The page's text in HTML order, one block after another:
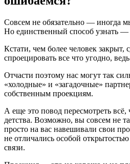
Совсем не обязательно — иногда
Но единственный способ узнать
Кстати, чем более человек
спроецировать все что угодно,
Отчасти поэтому нас могут так
«холодные» и «загадочные»
собственным проекциям.
А еще это повод пересмотреть всё,
детства. Возможно, вы совсем не
просто на вас навешивали свои
не отличались особой
связи.